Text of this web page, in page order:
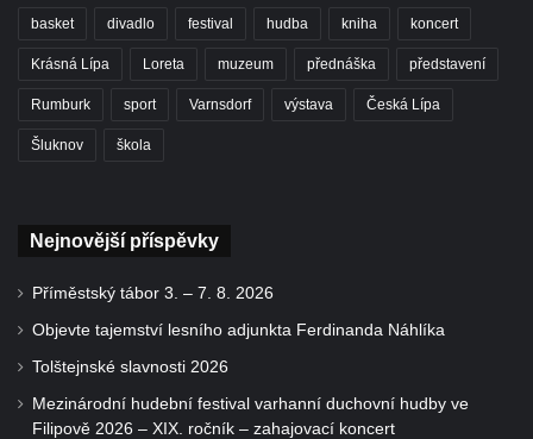
basket divadlo festival hudba kniha koncert
Krásná Lípa Loreta muzeum přednáška představení
Rumburk sport Varnsdorf výstava Česká Lípa
Šluknov škola
Nejnovější příspěvky
Příměstský tábor 3. – 7. 8. 2026
Objevte tajemství lesního adjunkta Ferdinanda Náhlíka
Tolštejnské slavnosti 2026
Mezinárodní hudební festival varhanní duchovní hudby ve
Filipově 2026 – XIX. ročník – zahajovací koncert